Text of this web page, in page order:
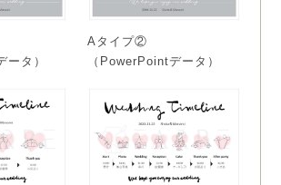
ータ）
Aタイプ②
（PowerPointデータ）